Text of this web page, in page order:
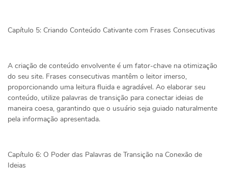
Capítulo 5: Criando Conteúdo Cativante com Frases Consecutivas
A criação de conteúdo envolvente é um fator-chave na otimização
do seu site. Frases consecutivas mantêm o leitor imerso,
proporcionando uma leitura fluida e agradável. Ao elaborar seu
conteúdo, utilize palavras de transição para conectar ideias de
maneira coesa, garantindo que o usuário seja guiado naturalmente
pela informação apresentada.
Capítulo 6: O Poder das Palavras de Transição na Conexão de
Ideias